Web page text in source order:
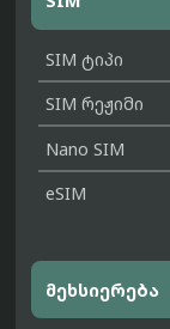
SIM ტიპი
SIM რეჟიმი
Nano SIM
eSIM
მეხსიერება